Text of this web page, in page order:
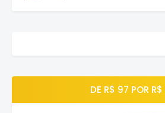
DE R$ 97 POR